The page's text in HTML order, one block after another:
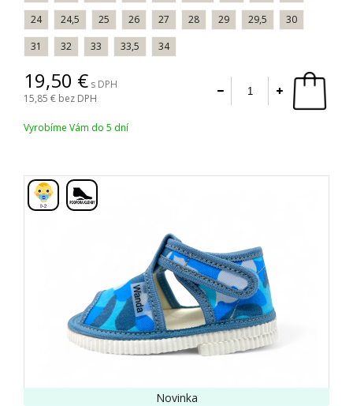
24
24,5 25 26 27 28 29 29,5
30
31
32 33 33,5 34
19,50
s DPH
15,85 bez DPH
Vyrobíme Vám do 5 dní
Novinka